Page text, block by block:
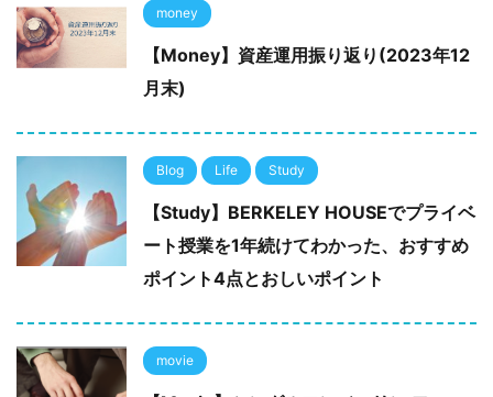
money
【Money】資産運用振り返り(2023年12
月末)
Blog Life Study
【Study】BERKELEY HOUSEでプライベ
ート授業を1年続けてわかった、おすすめ
ポイント4点とおしいポイント
movie